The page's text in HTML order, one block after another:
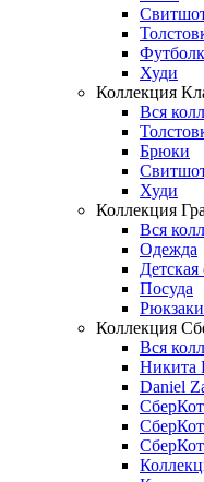
Худи
Коллекция
Вся
Брюки
Худи
Коллекция
Вся
Одежда
Посуда
Рюкзаки
Коллекция
Вся
Никита
Daniel